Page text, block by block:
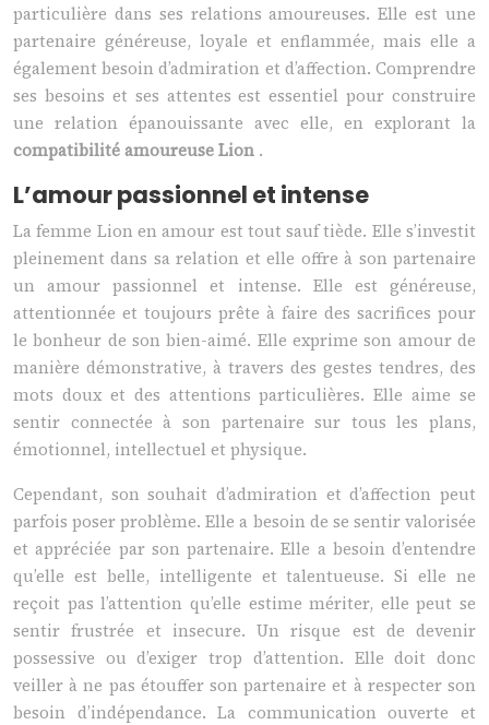
particulière dans ses relations amoureuses. Elle est une
partenaire généreuse, loyale et enflammée, mais elle a
également besoin d’admiration et d’affection. Comprendre
ses besoins et ses attentes est essentiel pour construire
une relation épanouissante avec elle, en explorant la
compatibilité amoureuse Lion .
L’amour passionnel et intense
La femme Lion en amour est tout sauf tiède. Elle s’investit
pleinement dans sa relation et elle offre à son partenaire
un amour passionnel et intense. Elle est généreuse,
attentionnée et toujours prête à faire des sacrifices pour
le bonheur de son bien-aimé. Elle exprime son amour de
manière démonstrative, à travers des gestes tendres, des
mots doux et des attentions particulières. Elle aime se
sentir connectée à son partenaire sur tous les plans,
émotionnel, intellectuel et physique.
Cependant, son souhait d’admiration et d’affection peut
parfois poser problème. Elle a besoin de se sentir valorisée
et appréciée par son partenaire. Elle a besoin d’entendre
qu’elle est belle, intelligente et talentueuse. Si elle ne
reçoit pas l’attention qu’elle estime mériter, elle peut se
sentir frustrée et insecure. Un risque est de devenir
possessive ou d’exiger trop d’attention. Elle doit donc
veiller à ne pas étouffer son partenaire et à respecter son
besoin d’indépendance. La communication ouverte et